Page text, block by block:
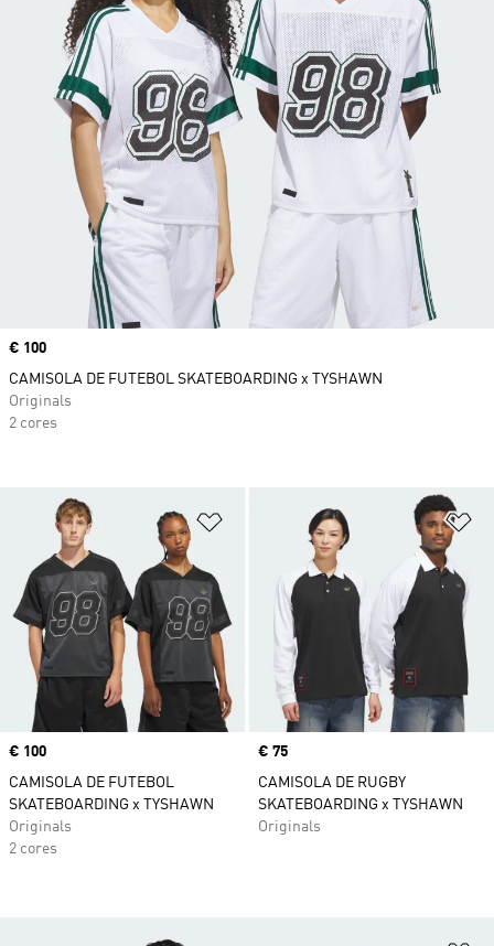
Adicionar à Lista de Desejos
Price
€ 100
CAMISOLA DE FUTEBOL
SKATEBOARDING x TYSHAWN
Originals
2 cores
Price
€ 75
CAMISOLA DE RUGBY
SKATEBOARDING x TYSHAWN
Originals
Price
€ 100
CAMISOLA DE FUTEBOL SKATEBOARDING x TYSHAWN
Originals
2 cores